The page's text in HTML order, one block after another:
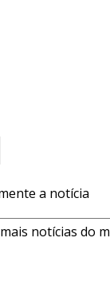
a notícia
notícias do